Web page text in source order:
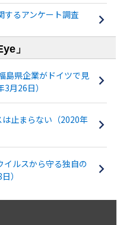
するアンケート調査
」
島県企業がドイツで見
月26日）
止まらない（2020年
ルスから守る独自の
）